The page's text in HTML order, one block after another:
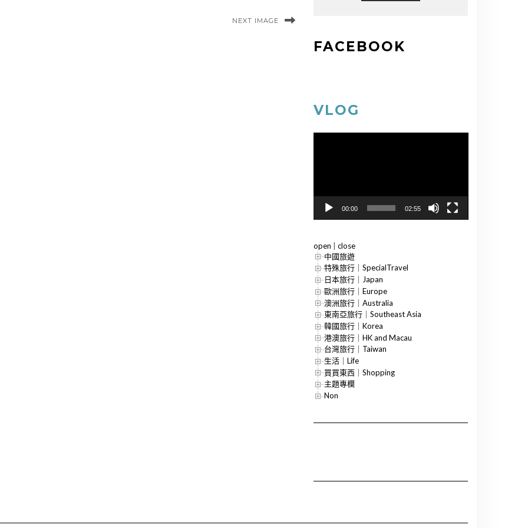
NEXT IMAGE
FACEBOOK
VLOG
00:00 02:55
open
close
中國旅遊
特殊旅行｜SpecialTravel
日本旅行｜Japan
歐洲旅行｜Europe
澳洲旅行｜Australia
東南亞旅行｜Southeast Asia
韓國旅行｜Korea
港澳旅行｜HK and Macau
台灣旅行｜Taiwan
生活｜Life
買買東西｜Shopping
主題專欄
Non